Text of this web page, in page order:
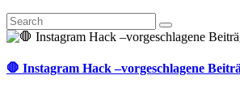
🛑 Instagram Hack –vorgeschlagene